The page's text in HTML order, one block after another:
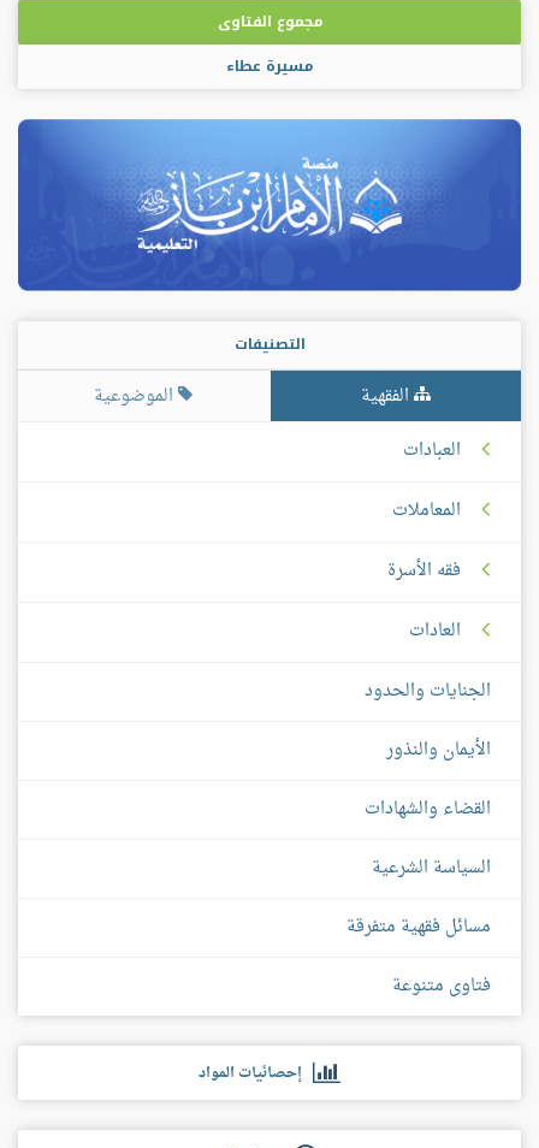
مجموع الفتاوى
مسيرة عطاء
التصنيفات
الفقهية
الموضوعية
العبادات
المعاملات
فقه الأسرة
العادات
الجنايات والحدود
الأيمان والنذور
القضاء والشهادات
السياسة الشرعية
مسائل فقهية متفرقة
فتاوى متنوعة
إحصائيات المواد